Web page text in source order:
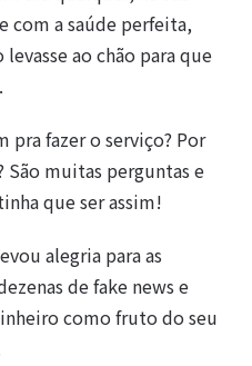
com a saúde perfeita,
ao chão para que
pra fazer o serviço? Por
São muitas perguntas e
que ser assim!
alegria para as
de fake news e
como fruto do seu